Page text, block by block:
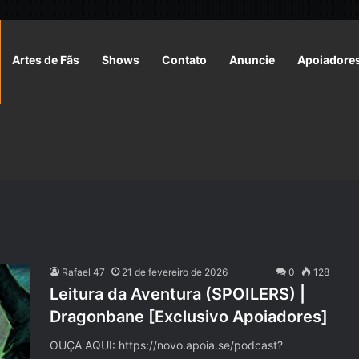
Artes de Fãs Shows Contato Anuncie
Rafael 47 21 de fevereiro de 2026 0 128
Leitura da Aventura (SPOILERS) |
Dragonbane [Exclusivo Apoiadores]
OUÇA AQUI: https://novo.apoia.se/podcast?